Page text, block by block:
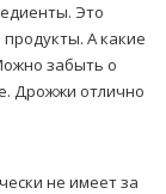
Это
А какие
забыть о
Дрожжи отлично
не имеет за